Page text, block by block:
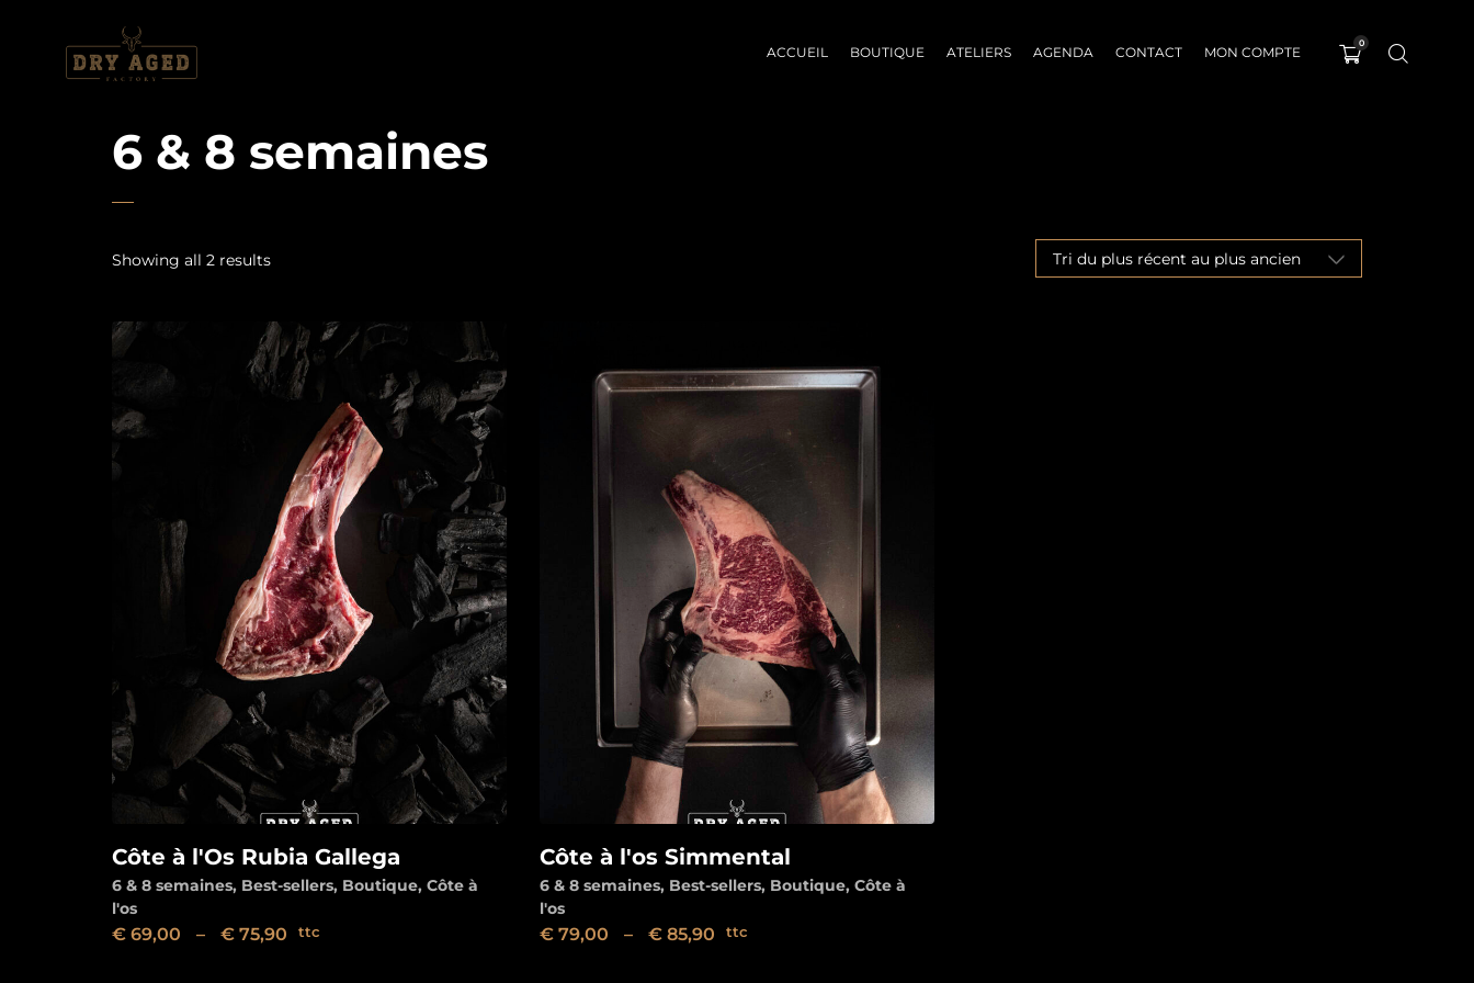
ACCUEIL BOUTIQUE ATELIERS AGENDA CONTACT MON COMPTE
0
6 & 8 semaines
Showing all 2 results
Voir
Côte à l'Os Rubia Gallega
6 & 8 semaines, Best-sellers, Boutique, Côte à
l'os
€ 69,00 – € 75,90 ttc
Voir
Côte à l'os Simmental
6 & 8 semaines, Best-sellers, Boutique, Côte à
l'os
€79,00 – €85,90 ttc